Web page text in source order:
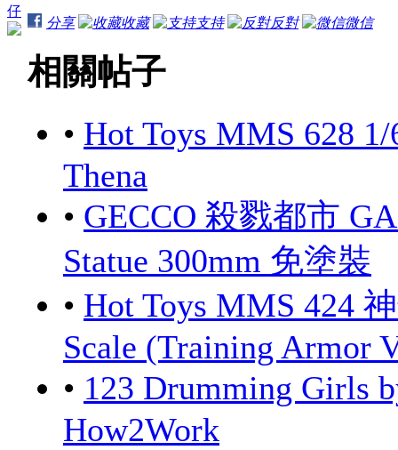
仔
分享 收藏 支持 反對 微信
相關帖子
• Hot Toys MMS 628
Thena
• GECCO 殺戮都市
Statue 300mm 免塗裝
• Hot Toys MMS 424
Scale (Training Armor
• 123 Drumming Girls
How2Work